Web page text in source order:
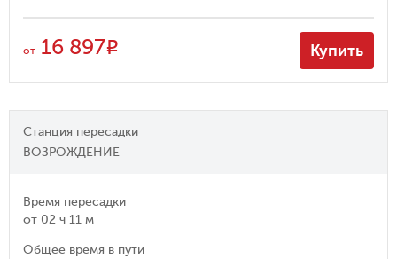
от 16 897R Купить
Станция пересадки
ВОЗРОЖДЕНИЕ
Время пересадки
от 02 ч 11 м
Общее время в пути